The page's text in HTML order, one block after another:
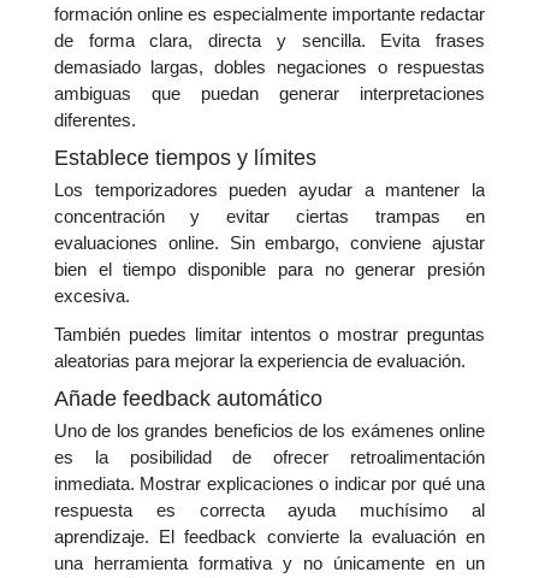
formación online es especialmente importante redactar
de forma clara, directa y sencilla. Evita frases
demasiado largas, dobles negaciones o respuestas
ambiguas que puedan generar interpretaciones
diferentes.
Establece tiempos y límites
Los temporizadores pueden ayudar a mantener la
concentración y evitar ciertas trampas en
evaluaciones online. Sin embargo, conviene ajustar
bien el tiempo disponible para no generar presión
excesiva.
También puedes limitar intentos o mostrar preguntas
aleatorias para mejorar la experiencia de evaluación.
Añade feedback automático
Uno de los grandes beneficios de los exámenes online
es la posibilidad de ofrecer retroalimentación
inmediata. Mostrar explicaciones o indicar por qué una
respuesta es correcta ayuda muchísimo al
aprendizaje. El feedback convierte la evaluación en
una herramienta formativa y no únicamente en un